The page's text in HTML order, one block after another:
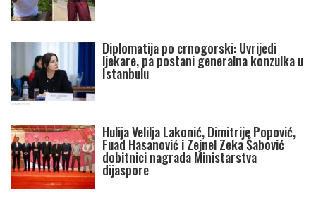
Diplomatija po crnogorski: Uvrijedi
ljekare, pa postani generalna konzulka u
Istanbulu
Hulija Velilja Lakonić, Dimitrije Popović,
Fuad Hasanović i Zejnel Zeka Šabović
dobitnici nagrada Ministarstva
dijaspore